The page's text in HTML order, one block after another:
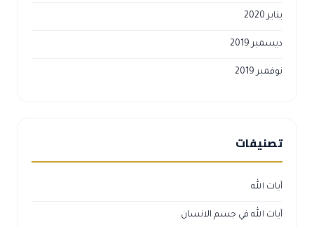
ديسمبر 2019
نوفمبر 2019
تصنيفات
آيات الله
آيات الله في جسم الانسان